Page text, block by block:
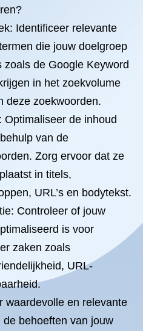
Identificeer relevante
die jouw doelgroep
de Google Keyword
in het zoekvolume
deze zoekwoorden.
de inhoud
van de
Zorg ervoor dat ze
in titels,
URL’s en bodytekst.
Controleer of jouw
is voor
zaken zoals
URL-
waardevolle en relevante
behoeften van jouw